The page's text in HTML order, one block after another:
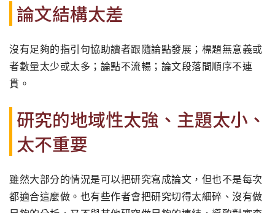
論文結構太差
沒有足夠的指引句協助讀者跟隨論點發展；標題無意義或
者數量太少或太多；論點不流暢；論文段落間順序不連
貫。
研究的地域性太強、主題太小、
太不重要
雖然大部分的情況是可以把研究寫成論文，但也不是每次
都適合這麼做。也有些作者會把研究切得太細碎、沒有做